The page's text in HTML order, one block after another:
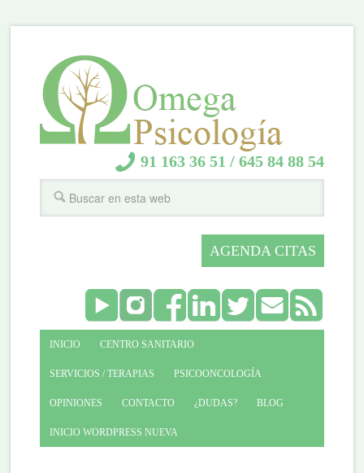
91 163 36 51 / 645 84 88 54
AGENDA CITAS
INICIO CENTRO SANITARIO
SERVICIOS / TERAPIAS PSICOONCOLOGÍA
OPINIONES CONTACTO ¿DUDAS? BLOG
INICIO WORDPRESS NUEVA